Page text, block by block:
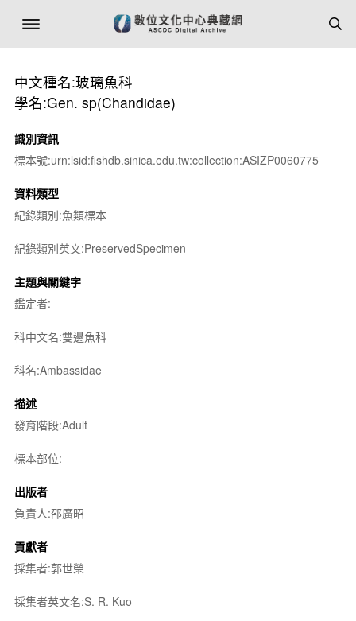
中文種名:玻璃魚科
學名:Gen. sp(Chandidae)
識別資訊
標本號:urn:lsid:fishdb.sinica.edu.tw:collection:ASIZP0060775
資料類型
紀錄類別:魚類標本
紀錄類別英文:PreservedSpecimen
主題與關鍵字
鑑定者:
科中文名:雙邊魚科
科名:Ambassidae
描述
發育階段:Adult
標本部位:
出版者
負責人:邵廣昭
貢獻者
採集者:郭世榮
採集者英文名:S. R. Kuo